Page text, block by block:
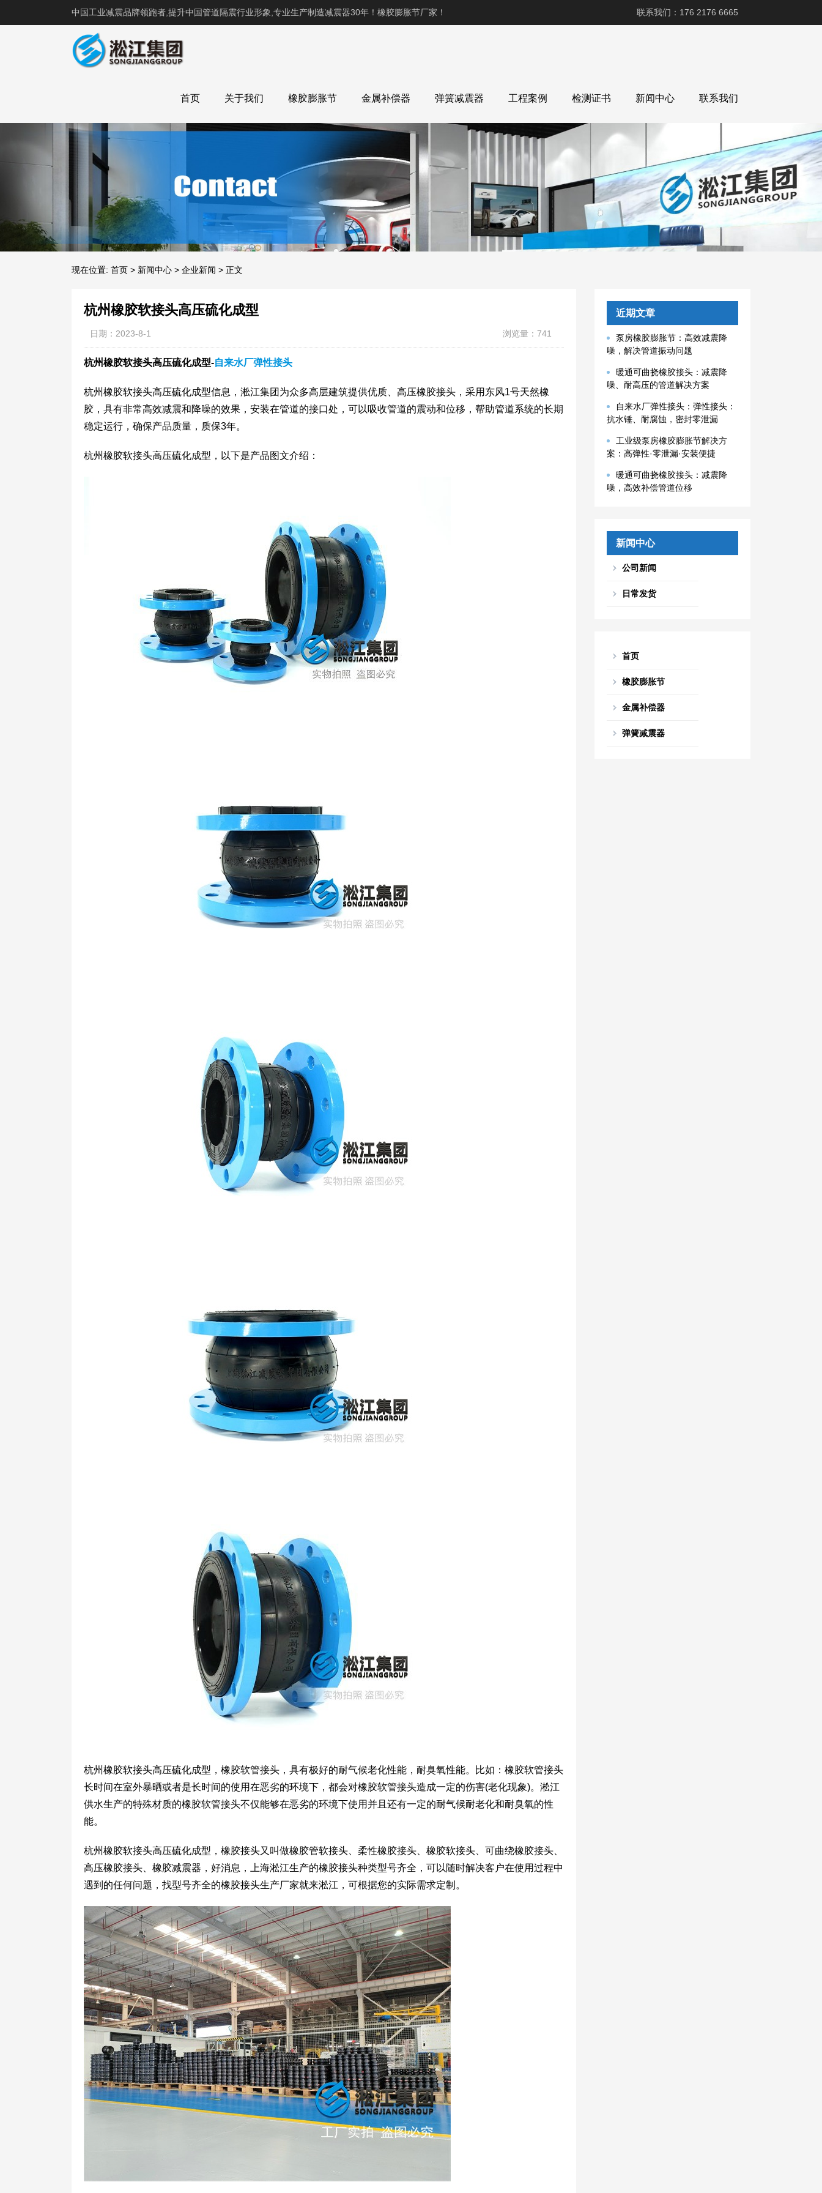
中国工业减震品牌领跑者,提升中国管道隔震行业形象,专业生产制造减震器30年！橡胶膨胀节厂家！ 联系我们：176 2176 6665
首页 关于我们 橡胶膨胀节 金属补偿器 弹簧减震器 工程案例 检测证书 新闻中心 联系我们
现在位置: 首页 > 新闻中心 > 企业新闻 > 正文
杭州橡胶软接头高压硫化成型
日期：2023-8-1 浏览量：741
杭州橡胶软接头高压硫化成型-自来水厂弹性接头
杭州橡胶软接头高压硫化成型信息，淞江集团为众多高层建筑提供优质、高压橡胶接头，采用东风1号天然橡
胶，具有非常高效减震和降噪的效果，安装在管道的接口处，可以吸收管道的震动和位移，帮助管道系统的长期
稳定运行，确保产品质量，质保3年。
杭州橡胶软接头高压硫化成型，以下是产品图文介绍：
杭州橡胶软接头高压硫化成型，橡胶软管接头，具有极好的耐气候老化性能，耐臭氧性能。比如：橡胶软管接头
长时间在室外暴晒或者是长时间的使用在恶劣的环境下，都会对橡胶软管接头造成一定的伤害(老化现象)。淞江
供水生产的特殊材质的橡胶软管接头不仅能够在恶劣的环境下使用并且还有一定的耐气候耐老化和耐臭氧的性
能。
杭州橡胶软接头高压硫化成型，橡胶接头又叫做橡胶管软接头、柔性橡胶接头、橡胶软接头、可曲绕橡胶接头、
高压橡胶接头、橡胶减震器，好消息，上海淞江生产的橡胶接头种类型号齐全，可以随时解决客户在使用过程中
遇到的任何问题，找型号齐全的橡胶接头生产厂家就来淞江，可根据您的实际需求定制。
近期文章
泵房橡胶膨胀节：高效减震降
噪，解决管道振动问题
暖通可曲挠橡胶接头：减震降
噪、耐高压的管道解决方案
自来水厂弹性接头：弹性接头：
抗水锤、耐腐蚀，密封零泄漏
工业级泵房橡胶膨胀节解决方
案：高弹性·零泄漏·安装便捷
暖通可曲挠橡胶接头：减震降
噪，高效补偿管道位移
新闻中心
公司新闻
日常发货
首页
橡胶膨胀节
金属补偿器
弹簧减震器